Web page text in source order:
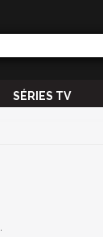
SÉRIES TV